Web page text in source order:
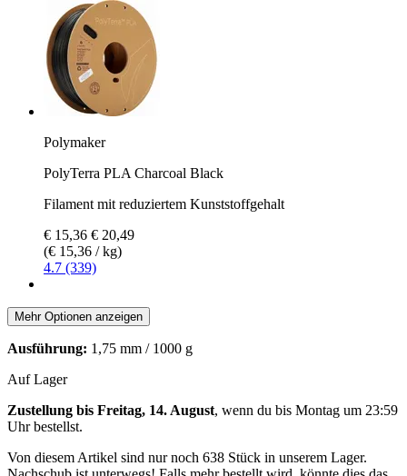
Polymaker
PolyTerra PLA Charcoal Black
Filament mit reduziertem Kunststoffgehalt
€ 15,36 € 20,49
(€ 15,36 / kg)
4.7 (339)
Mehr Optionen anzeigen
Ausführung: 1,75 mm / 1000 g
Auf Lager
Zustellung bis Freitag, 14. August, wenn du bis Montag um 23:59
Uhrbestellst.
Von diesem Artikel sind nur noch 638 Stück in unserem Lager.